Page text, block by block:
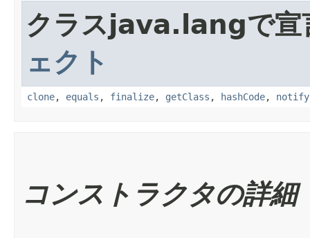
クラスjava.langで宣
ェクト
clone, equals , finalize, getClass , hashCode, notify
コンストラクタの詳細